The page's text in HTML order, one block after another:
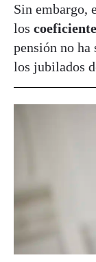
Sin embargo,
los
pensión no
los jubilados